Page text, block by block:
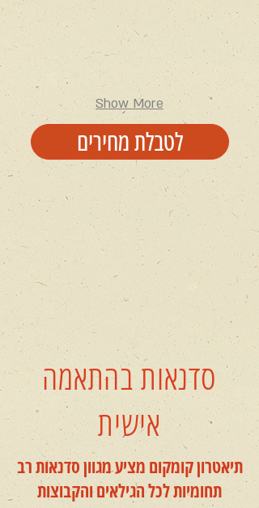
Show More
לטבלת מחירים
סדנאות בהתאמה
אישית
תיאטרון קומקום מציע מגוון סדנאות רב
תחומיות לכל הגילאים והקבוצות